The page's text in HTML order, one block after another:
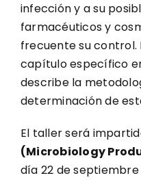
infección y a su
farmacéuticos y
frecuente su control.
capítulo específico
describe la
determinación de
El taller será
(Microbiology
día 22 de septiembre